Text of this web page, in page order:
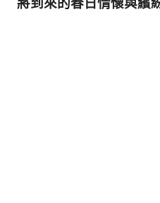
將到來的春日情懷與繽